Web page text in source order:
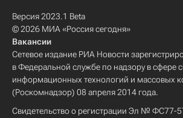
Версия 2023.1 Beta
© 2026 МИА «Россия сегодня»
Вакансии
Сетевое издание РИА Новости
в Федеральной службе по надзору в сфере
информационных технологий и массовых
(Роскомнадзор) 08 апреля 2014 года.
Свидетельство о регистрации Эл № ФС77-